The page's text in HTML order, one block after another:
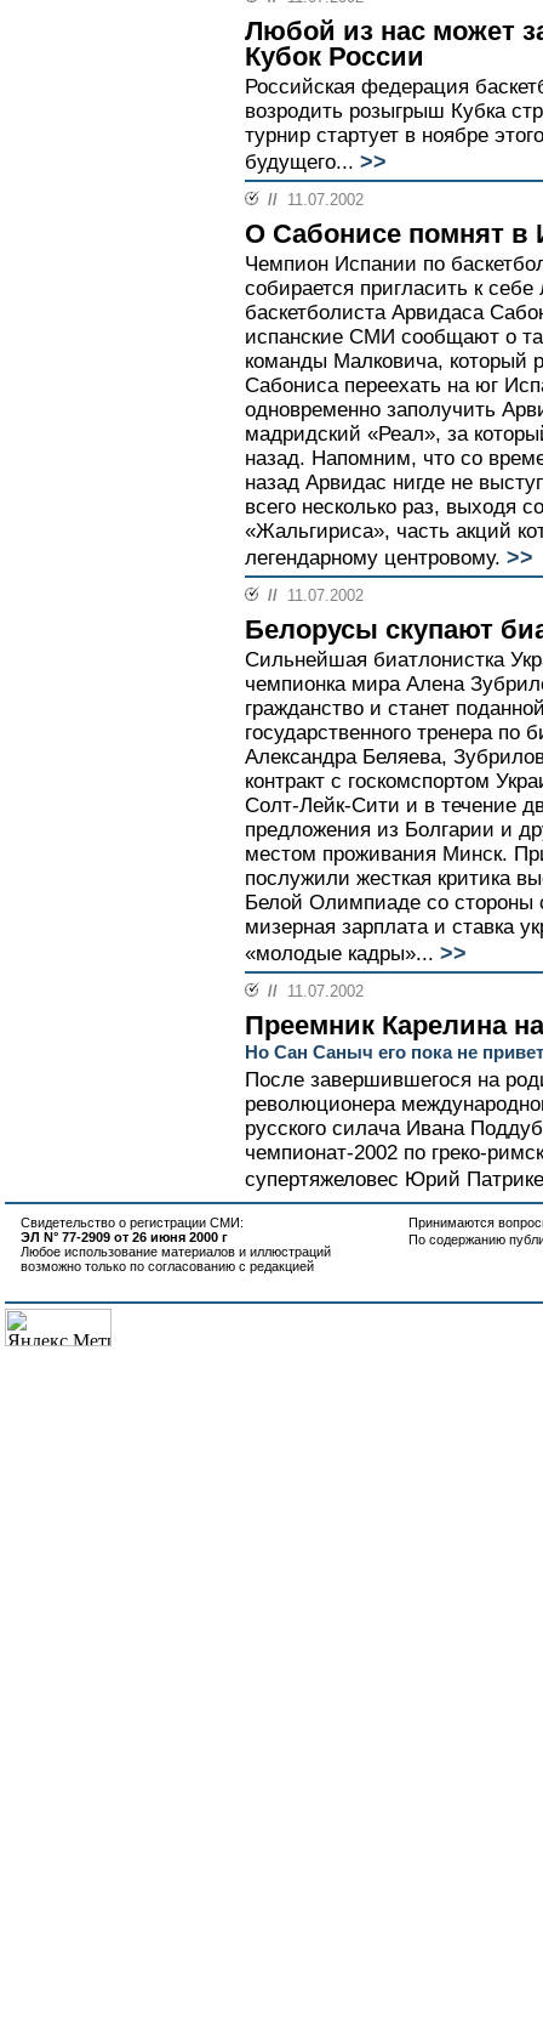
Любой из нас может
Кубок России
Российская федерация
возродить розыгрыш Кубка
турнир стартует в ноябре
будущего... >>
// 11.07.2002
О Сабонисе помнят в
Чемпион Испании по
собирается пригласить к себе
баскетболиста Арвидаса
испанские СМИ сообщают о
команды Малковича, который
Сабониса переехать на юг
одновременно заполучить
мадридский «Реал», за
назад. Напомним, что со
назад Арвидас нигде не
всего несколько раз, выходя
«Жальгириса», часть акций
легендарному центровому. >>
// 11.07.2002
Белорусы скупают
Сильнейшая биатлонистка
чемпионка мира Алена
гражданство и станет
государственного тренера по
Александра Беляева,
контракт с госкомспортом
Солт-Лейк-Сити и в течение
предложения из Болгарии и
местом проживания Минск.
послужили жесткая критика
Белой Олимпиаде со стороны
мизерная зарплата и ставка
«молодые кадры»... >>
// 11.07.2002
Преемник Карелина
Но Сан Саныч его пока не
После завершившегося на
революционера
русского силача Ивана
чемпионат-2002 по греко-
супертяжеловес Юрий
Свидетельство о регистрации СМИ:
ЭЛ N° 77-2909 от 26 июня 2000 г
Любое использование материалов и иллюстраций
возможно только по согласованию с редакцией
Принимаются
По содержанию